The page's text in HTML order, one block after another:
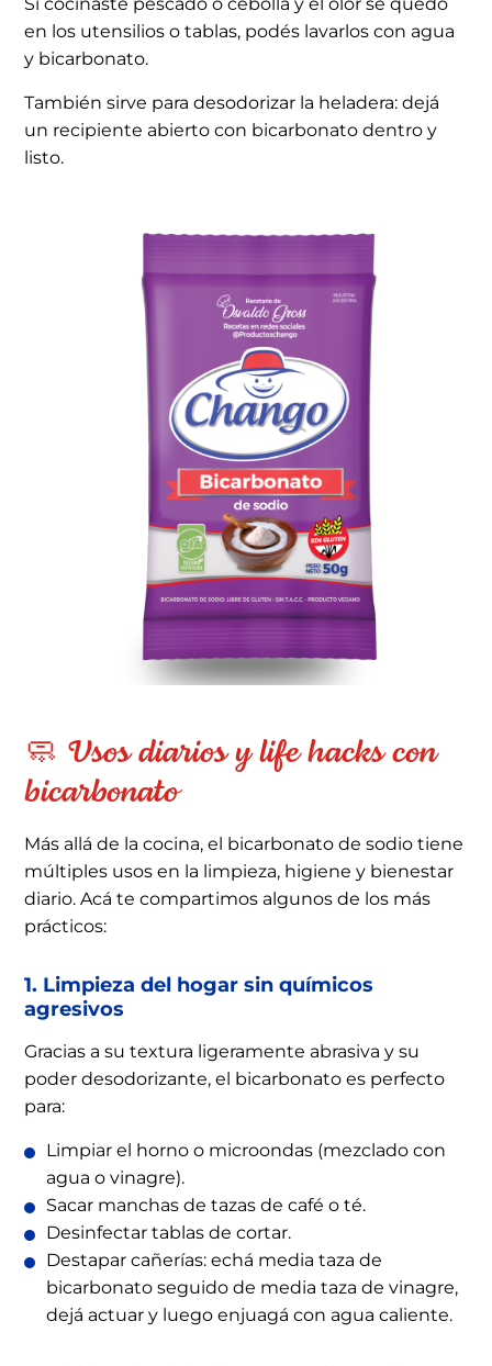
en los utensilios o tablas, podés lavarlos con agua
y bicarbonato.
También sirve para desodorizar la heladera: dejá
un recipiente abierto con bicarbonato dentro y
listo.
🧼 Usos diarios y life hacks con
bicarbonato
Más allá de la cocina, el bicarbonato de sodio tiene
múltiples usos en la limpieza, higiene y bienestar
diario. Acá te compartimos algunos de los más
prácticos:
1. Limpieza del hogar sin químicos
agresivos
Gracias a su textura ligeramente abrasiva y su
poder desodorizante, el bicarbonato es perfecto
para:
Limpiar el horno o microondas (mezclado con
agua o vinagre).
Sacar manchas de tazas de café o té.
Desinfectar tablas de cortar.
Destapar cañerías: echá media taza de
bicarbonato seguido de media taza de vinagre,
dejá actuar y luego enjuagá con agua caliente.